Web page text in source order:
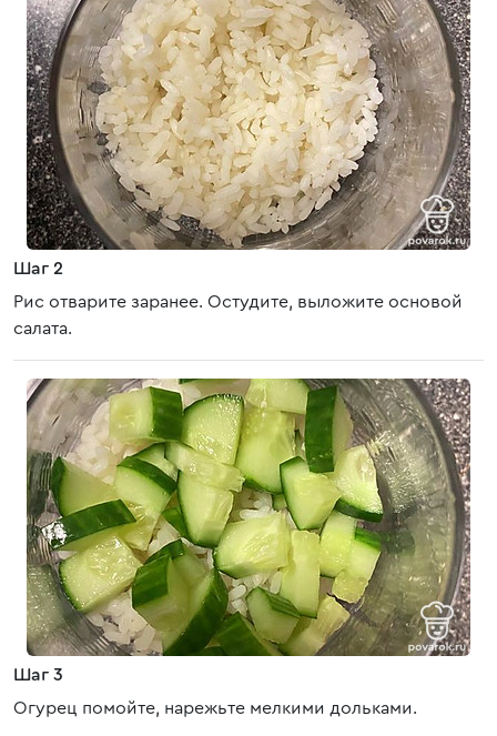
Шаг 2
Рис отварите заранее. Остудите, выложите основой
салата.
Шаг 3
Огурец помойте, нарежьте мелкими дольками.